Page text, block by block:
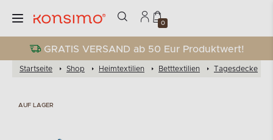
0
GRATIS VERSAND ab 50 Eur Produktwert!
Startseite Shop Heimtextilien Betttextilien Tagesdecke
AUF LAGER